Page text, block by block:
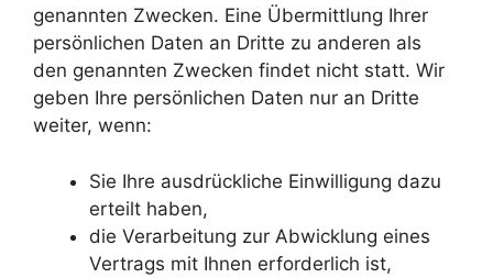
genannten Zwecken. Eine Übermittlung Ihrer
persönlichen Daten an Dritte zu anderen als
den genannten Zwecken findet nicht statt. Wir
geben Ihre persönlichen Daten nur an Dritte
weiter, wenn:
Sie Ihre ausdrückliche Einwilligung dazu
erteilt haben,
die Verarbeitung zur Abwicklung eines
Vertrags mit Ihnen erforderlich ist,